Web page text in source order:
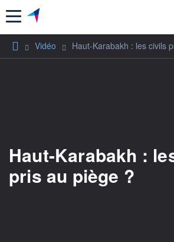
Menu
Vidéo Haut-Karabakh : les civils
Haut-Karabakh :
pris au piège ?